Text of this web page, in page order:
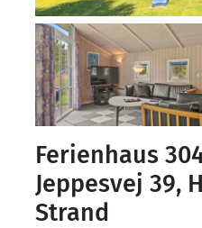
Ferienhaus
Jeppesvej 39,
Strand